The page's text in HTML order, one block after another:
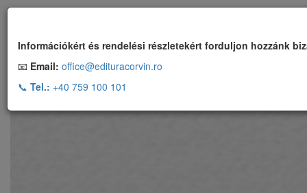
Információkért és rendelési részletekért forduljon hozzánk
📧 Email: office@edituracorvin.ro
📞 Tel.: +40 759 100 101